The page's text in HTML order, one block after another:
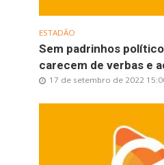
ESTADÃO
Sem padrinhos
carecem de verbas e
17 de setembro de 2022